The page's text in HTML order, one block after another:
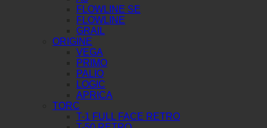
FLOWLINE SE
FLOWLINE
GRAIL
ORIGINE
VEGA
PRIMO
PALIO
LOGIC
APRICA
TORC
T-1 FULL FACE RETRO